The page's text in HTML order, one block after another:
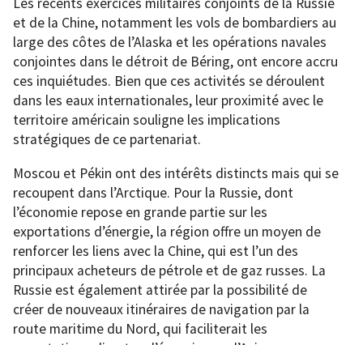
et de la Chine, notamment les vols de bombardiers au
large des côtes de l’Alaska et les opérations navales
conjointes dans le détroit de Béring, ont encore accru
ces inquiétudes. Bien que ces activités se déroulent
dans les eaux internationales, leur proximité avec le
territoire américain souligne les implications
stratégiques de ce partenariat.
Moscou et Pékin ont des intérêts distincts mais qui se
recoupent dans l’Arctique. Pour la Russie, dont
l’économie repose en grande partie sur les
exportations d’énergie, la région offre un moyen de
renforcer les liens avec la Chine, qui est l’un des
principaux acheteurs de pétrole et de gaz russes. La
Russie est également attirée par la possibilité de
créer de nouveaux itinéraires de navigation par la
route maritime du Nord, qui faciliterait les